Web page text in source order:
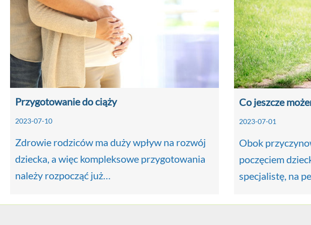
Przygotowanie do ciąży
2023-07-10
Zdrowie rodziców ma duży wpływ na rozwój
dziecka, a więc kompleksowe przygotowania
należy rozpocząć już…
Co jeszcze
2023-07-01
Obok
poczęciem
specjalistę, na